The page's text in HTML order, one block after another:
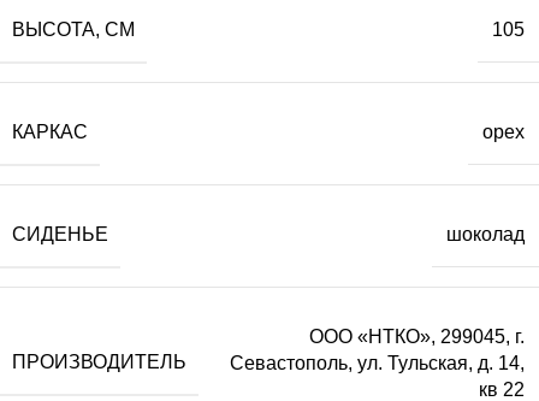
ВЫСОТА, СМ 105
КАРКАС орех
СИДЕНЬЕ шоколад
ПРОИЗВОДИТЕЛЬ
ООО «НТКО», 299045, г.
Севастополь, ул. Тульская, д. 14,
кв 22